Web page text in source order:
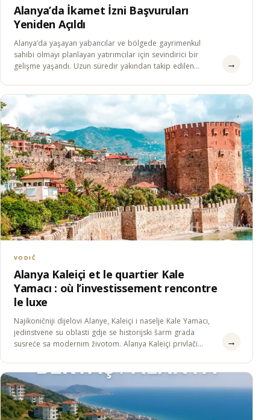
Alanya’da İkamet İzni Başvuruları
Yeniden Açıldı
Alanya’da yaşayan yabancılar ve bölgede gayrimenkul
sahibi olmayı planlayan yatırımcılar için sevindirici bir
gelişme yaşandı. Uzun süredir yakından takip edilen
→
VODIČ
Alanya Kaleiçi et le quartier Kale
Yamacı : où l’investissement rencontre
le luxe
Najikoničniji dijelovi Alanye, Kaleiçi i naselje Kale Yamacı,
jedinstvene su oblasti gdje se historijski šarm grada
susreće sa modernim životom. Alanya Kaleiçi privlači
→